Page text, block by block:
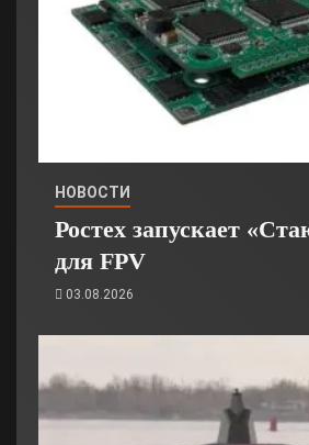
НОВОСТИ
Ростех запускает
для FPV
03.08.2026